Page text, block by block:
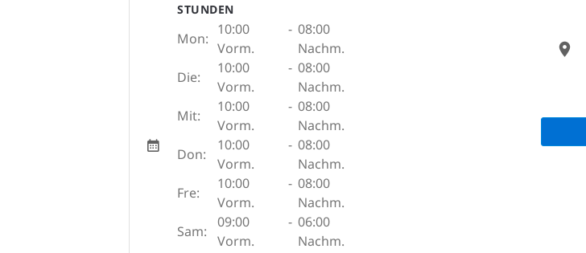
STUNDEN
Mon:
10:00
Vorm.
- 08:00
Nachm.
Die:
10:00
Vorm.
- 08:00
Nachm.
Mit:
10:00
Vorm.
- 08:00
Nachm.
Don:
10:00
Vorm.
- 08:00
Nachm.
Fre:
10:00
Vorm.
- 08:00
Nachm.
Sam:
09:00
Vorm.
- 06:00
Nachm.